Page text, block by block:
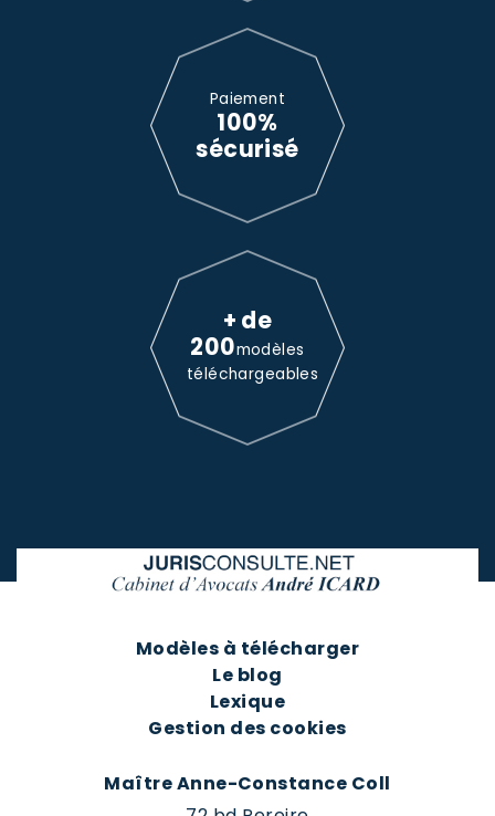
Paiement
100%
sécurisé
+ de
200modèles
téléchargeables
Modèles à télécharger
Le blog
Lexique
Gestion des cookies
Maître Anne-Constance Coll